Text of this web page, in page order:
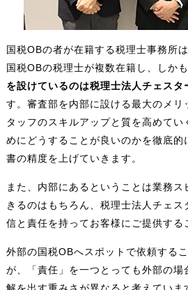
国税OBの者が在籍する税理士事務所
国税OBの税理士が複数在籍し、しかも
を設けているのは税理士法人チェスタ
す。審査部を内部に設ける最大のメリ
タッフのスキルアップと質を高めてい
めにどうすることが良いのかを徹底的
書の精度を上げていきます。
また、内部にあるということは業務
きるのはもちろん、税理士法人チェス
信と責任を持ってお客様にご提供する
外部の国税OBへスポットで依頼する
が、「責任」を一つとっても外部の場
解を出す重みさが異なると考えていま